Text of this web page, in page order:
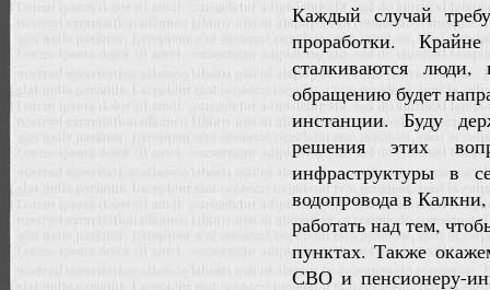
Каждый случай
проработки.
сталкиваются
обращению будет
инстанции. Буду
решения этих
инфраструктуры в
водопровода в
работать над тем,
пунктах. Также
СВО и пенсионеру-